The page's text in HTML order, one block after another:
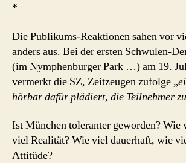
*
Die Publikums-Reaktionen sahen vor
anders aus. Bei der ersten Schwulen-
(im Nymphenburger Park …) am 19.
vermerkt die SZ, Zeitzeugen zufolge „
hörbar dafür plädiert, die Teilnehmer
Ist München toleranter geworden? Wie
viel Realität? Wie viel dauerhaft, wie
Attitüde?